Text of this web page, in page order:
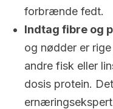
forbrænde fedt.
Indtag fibre og
og nødder er
andre fisk eller
dosis protein.